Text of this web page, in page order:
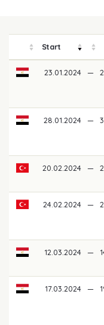
Start
23.01.2024 —
28.01.2024 —
20.02.2024 —
24.02.2024 —
12.03.2024 —
17.03.2024 —